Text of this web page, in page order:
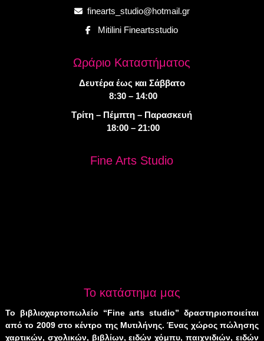
finearts_studio@hotmail.gr
Mitilini Fineartsstudio
Ωράριο Καταστήματος
Δευτέρα έως και Σάββατο
8:30 – 14:00
Τρίτη – Πέμπτη – Παρασκευή
18:00 – 21:00
Fine Arts Studio
Το κατάστημα μας
Το βιβλιοχαρτοπωλείο “Fine arts studio” δραστηριοποιείται
από το 2009 στο κέντρο της Μυτιλήνης. Ένας χώρος πώλησης
χαρτικών, σχολικών, βιβλίων, ειδών χόμπυ, παιχνιδιών, ειδών